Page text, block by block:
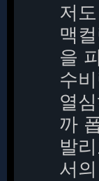
저
맥
을
수
열
까
발
서